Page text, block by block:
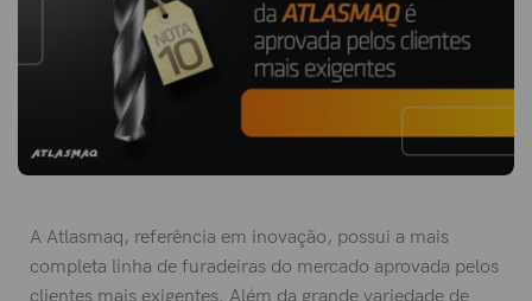
A Atlasmaq, referência em inovação, possui a mais
completa linha de furadeiras do mercado aprovada pelos